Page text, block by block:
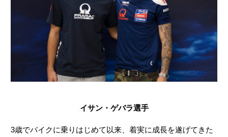
イサン・ゲバラ選手
3歳でバイクに乗りはじめて以来、着実に成長を遂げてきた